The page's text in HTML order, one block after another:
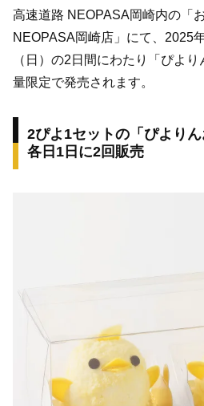
高速道路 NEOPASA岡崎内の「
NEOPASA岡崎店」にて、2025
（日）の2日間にわたり「ぴよ
量限定で発売されます。
2ぴよ1セットの「ぴより
各日1日に2回販売